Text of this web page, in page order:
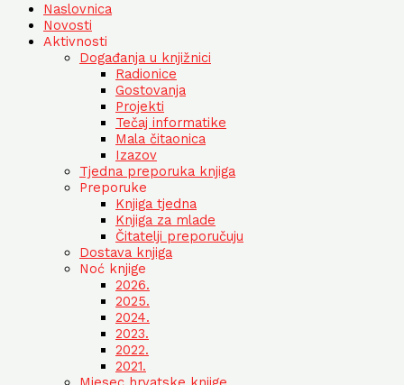
Naslovnica
Novosti
Aktivnosti
Događanja u knjižnici
Radionice
Gostovanja
Projekti
Tečaj informatike
Mala čitaonica
Izazov
Tjedna preporuka knjiga
Preporuke
Knjiga tjedna
Knjiga za mlade
Čitatelji preporučuju
Dostava knjiga
Noć knjige
2026.
2025.
2024.
2023.
2022.
2021.